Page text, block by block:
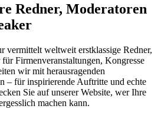
Redner, Moderatoren
vermittelt weltweit erstklassige Redner,
Firmenveranstaltungen, Kongresse
wir mit herausragenden
– für inspirierende Auftritte und echte
Sie auf unserer Website, wer Ihre
machen kann.